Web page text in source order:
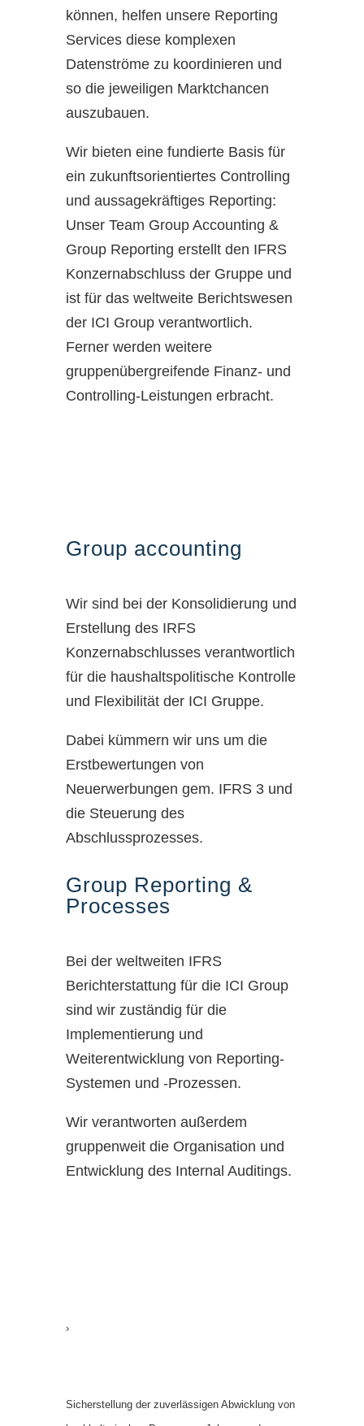
können, helfen unsere Reporting
Services diese komplexen
Datenströme zu koordinieren und
so die jeweiligen Marktchancen
auszubauen.
Wir bieten eine fundierte Basis für
ein zukunftsorientiertes Controlling
und aussagekräftiges Reporting:
Unser Team Group Accounting &
Group Reporting erstellt den IFRS
Konzernabschluss der Gruppe und
ist für das weltweite Berichtswesen
der ICI Group verantwortlich.
Ferner werden weitere
gruppenübergreifende Finanz- und
Controlling-Leistungen erbracht.
Group accounting
Wir sind bei der Konsolidierung und
Erstellung des IRFS
Konzernabschlusses verantwortlich
für die haushaltspolitische Kontrolle
und Flexibilität der ICI Gruppe.
Dabei kümmern wir uns um die
Erstbewertungen von
Neuerwerbungen gem. IFRS 3 und
die Steuerung des
Abschlussprozesses.
Group Reporting &
Processes
Bei der weltweiten IFRS
Berichterstattung für die ICI Group
sind wir zuständig für die
Implementierung und
Weiterentwicklung von Reporting-
Systemen und -Prozessen.
Wir verantworten außerdem
gruppenweit die Organisation und
Entwicklung des Internal Auditings.
Accounting Services
›
Sicherstellung der zuverlässigen Abwicklung von